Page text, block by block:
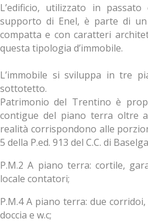
L’edificio, utilizzato in
supporto di Enel, è parte di
compatta e con caratteri
questa tipologia d’immobile.
L’immobile si sviluppa in tre
sottotetto.
Patrimonio del Trentino è
contigue del piano terra oltre
realità corrispondono alle
5 della P.ed. 913 del C.C. di
P.M.2 A piano terra: cortile,
locale contatori;
P.M.4 A piano terra: due
doccia e w.c;